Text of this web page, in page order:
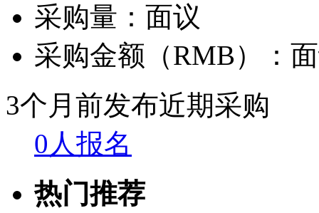
采购量： 面议
采购金额（RMB）：
3个月前发布近期采购
0人报名
热门推荐